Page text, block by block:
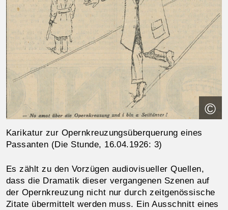
©
Karikatur zur Opernkreuzungsüberquerung eines
Passanten (Die Stunde, 16.04.1926: 3)
Es zählt zu den Vorzügen audiovisueller Quellen,
dass die Dramatik dieser vergangenen Szenen auf
der Opernkreuzung nicht nur durch zeitgenössische
Zitate übermittelt werden muss. Ein Ausschnitt eines